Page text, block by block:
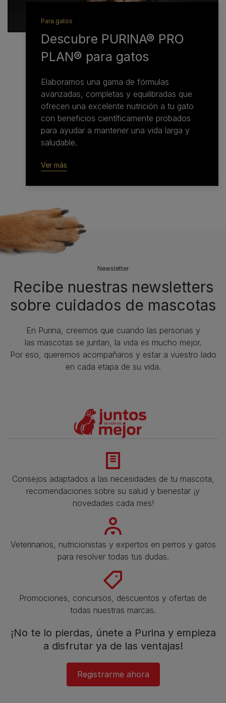
Para gatos
Descubre PURINA® PRO
PLAN® para gatos
Elaboramos una gama de fórmulas
avanzadas, completas y equilibradas que
ofrecen una excelente nutrición a tu gato
con beneficios científicamente probados
para ayudar a mantener una vida larga y
saludable.
Ver más
Newsletter
Recibe nuestras newsletters
sobre cuidados de mascotas​
En Purina, creemos que cuando las personas y
las mascotas se juntan, la vida es mucho mejor.
Por eso, queremos acompañaros y estar a vuestro lado
en cada etapa de su vida.​
Consejos adaptados a las necesidades de tu mascota,
recomendaciones sobre su salud y bienestar ¡y
novedades cada mes!
Veterinarios, nutricionistas y expertos en perros y gatos
para resolver todas tus dudas.​
Promociones, concursos, descuentos y ofertas de
todas nuestras marcas.​
¡No te lo pierdas, únete a Purina y empieza
a disfrutar ya de las ventajas!​
Registrarme ahora